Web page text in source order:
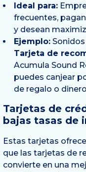
Ideal para:
frecuentes,
y desean
Ejemplo: Sonidos
Tarjeta de
Acumula Sound
puedes canjear
de regalo o
Tarjetas de
bajas tasas de
Estas tarjetas
que las tarjetas de
convierte en una